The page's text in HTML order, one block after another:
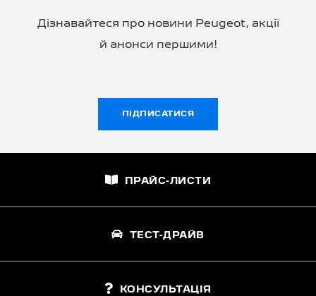
Дізнавайтеся про новини Peugeot, акції
й анонси першими!
ПІДПИСАТИСЯ
ПРАЙС-ЛИСТИ
ТЕСТ-ДРАЙВ
КОНСУЛЬТАЦІЯ